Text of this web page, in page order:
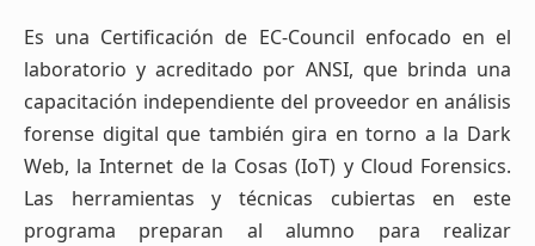
Es una Certificación de EC-Council enfocado en el
laboratorio y acreditado por ANSI, que brinda una
capacitación independiente del proveedor en análisis
forense digital que también gira en torno a la Dark
Web, la Internet de la Cosas (IoT) y Cloud Forensics.
Las herramientas y técnicas cubiertas en este
programa preparan al alumno para realizar